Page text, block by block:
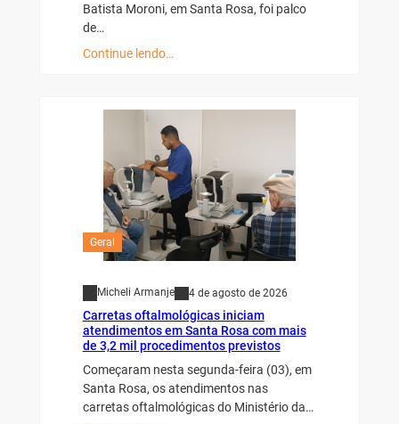
Batista Moroni, em Santa Rosa, foi palco
de…
Continue lendo…
Geral
Micheli Armanje 4 de agosto de 2026
Carretas oftalmológicas iniciam
atendimentos em Santa Rosa com mais
de 3,2 mil procedimentos previstos
Começaram nesta segunda-feira (03), em
Santa Rosa, os atendimentos nas
carretas oftalmológicas do Ministério da…